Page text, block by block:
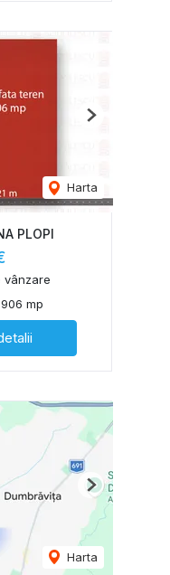
Harta
Next
PLOPI
vânzare
906 mp
Harta
Next